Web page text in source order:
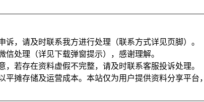
，请及时联系我方进行处理（联系方式详见页脚）。
处理（详见下载弹窗提示），感谢理解。
若存在资料虚假不完整，请及时联系客服投诉处理。
摊存储及运营成本。本站仅为用户提供资料分享平